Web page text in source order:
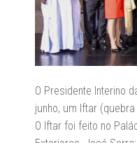
O Presidente Interino
junho, um Iftar
O Iftar foi feito no